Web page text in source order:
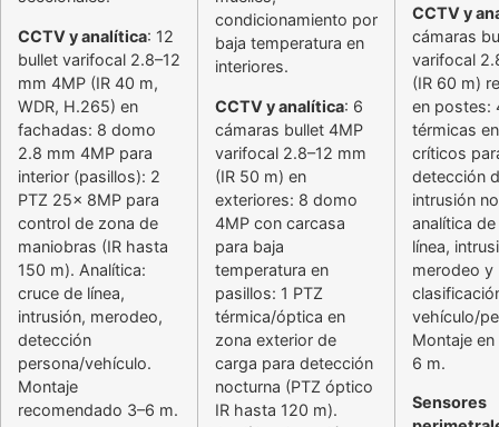
CCTV y analítica: 12
bullet varifocal 2.8–12
mm 4MP (IR 40 m,
WDR, H.265) en
fachadas: 8 domo
2.8 mm 4MP para
interior (pasillos): 2
PTZ 25x 8MP para
control de zona de
maniobras (IR hasta
150 m). Analítica:
cruce de línea,
intrusión, merodeo,
detección
persona/vehículo.
Montaje
recomendado 3–6 m.
condicionamiento por
baja temperatura en
interiores.
CCTV y analítica: 6
cámaras bullet 4MP
varifocal 2.8–12 mm
(IR 50 m) en
exteriores: 8 domo
4MP con carcasa
para baja
temperatura en
pasillos: 1 PTZ
térmica/óptica en
zona exterior de
carga para detección
nocturna (PTZ óptico
IR hasta 120 m).
CCTV y
cámaras
varifocal
(IR 60 m)
en postes:
térmicas
críticos
detección
intrusión
analítica
línea,
merodeo y
vehículo/
Montaje
6 m.
Sensores